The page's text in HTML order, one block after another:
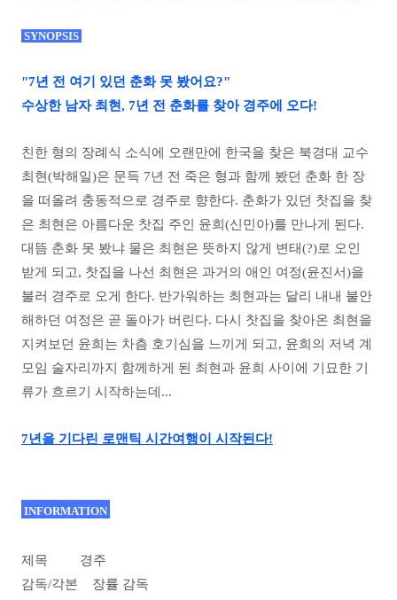
SYNOPSIS
"7년 전 여기 있던 춘화 못 봤어요?"
수상한 남자 최현, 7년 전 춘화를 찾아 경주에 오다!
친한 형의 장례식 소식에 오랜만에 한국을 찾은 북경대 교수
최현(박해일)은 문득 7년 전 죽은 형과 함께 봤던 춘화 한 장
을 떠올려 충동적으로 경주로 향한다. 춘화가 있던 찻집을 찾
은 최현은 아름다운 찻집 주인 윤희(신민아)를 만나게 된다.
대뜸 춘화 못 봤냐 물은 최현은 뜻하지 않게 변태(?)로 오인
받게 되고, 찻집을 나선 최현은 과거의 애인 여정(윤진서)을
불러 경주로 오게 한다. 반가워하는 최현과는 달리 내내 불안
해하던 여정은 곧 돌아가 버린다. 다시 찻집을 찾아온 최현을
지켜보던 윤희는 차츰 호기심을 느끼게 되고, 윤희의 저녁 계
모임 술자리까지 함께하게 된 최현과 윤희 사이에 기묘한 기
류가 흐르기 시작하는데...
7년을 기다린 로맨틱 시간여행이 시작된다!
INFORMATION
제목 경주
감독/각본 장률 감독